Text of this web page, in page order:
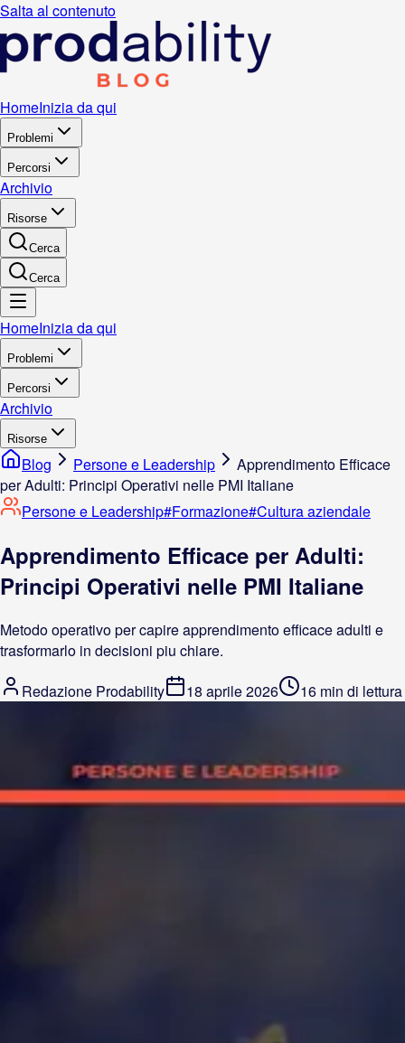
Salta al contenuto
HomeInizia da qui
Problemi
Percorsi
Archivio
Risorse
Cerca
Cerca
HomeInizia da qui
Problemi
Percorsi
Archivio
Risorse
Blog Persone e Leadership
Apprendimento Efficace
per Adulti: Principi Operativi nelle PMI Italiane
Persone e Leadership#Formazione#Cultura aziendale
Apprendimento Efficace per Adulti:
Principi Operativi nelle PMI Italiane
Metodo operativo per capire apprendimento efficace adulti e
trasformarlo in decisioni piu chiare.
Redazione Prodability
18 aprile 2026 16 min di lettura